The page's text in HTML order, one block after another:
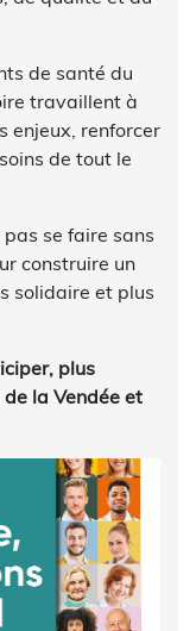
de santé du
travaillent à
enjeux, renforcer
de tout le
se faire sans
construire un
solidaire et plus
plus
la Vendée et